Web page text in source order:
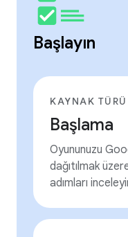
Başlayın
KAYNAK TÜRÜ
Başlama
Oyununuzu
dağıtılmak
adımları